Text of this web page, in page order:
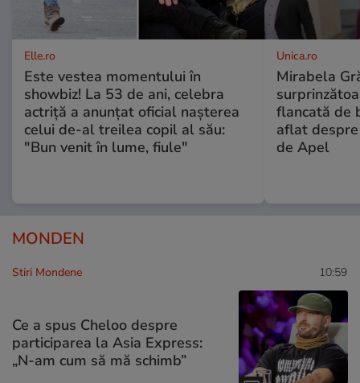
Elle.ro
Este vestea momentului în
showbiz! La 53 de ani, celebra
actriță a anunțat oficial nașterea
celui de-al treilea copil al său:
"Bun venit în lume, fiule"
Unica.ro
Mirabela
flancată de
aflat
de Apel
MONDEN
Stiri Mondene 10:59
Ce a spus Cheloo despre
participarea la Asia Express:
„N-am cum să mă schimb”